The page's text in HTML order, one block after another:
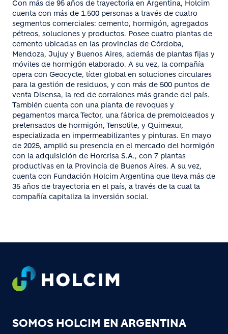
Con más de 95 años de trayectoria en Argentina, Holcim
cuenta con más de 1.500 personas a través de cuatro
segmentos comerciales: cemento, hormigón, agregados
pétreos, soluciones y productos. Posee cuatro plantas de
cemento ubicadas en las provincias de Córdoba,
Mendoza, Jujuy y Buenos Aires, además de plantas fijas y
móviles de hormigón elaborado. A su vez, la compañía
opera con Geocycle, líder global en soluciones circulares
para la gestión de residuos, y con más de 500 puntos de
venta Disensa, la red de corralones más grande del país.
También cuenta con una planta de revoques y
pegamentos marca Tector, una fábrica de premoldeados y
pretensados de hormigón, Tensolite, y Quimexur,
especializada en impermeabilizantes y pinturas. En mayo
de 2025, amplió su presencia en el mercado del hormigón
con la adquisición de Horcrisa S.A., con 7 plantas
productivas en la Provincia de Buenos Aires. A su vez,
cuenta con Fundación Holcim Argentina que lleva más de
35 años de trayectoria en el país, a través de la cual la
compañía capitaliza la inversión social.
Footer
SOMOS HOLCIM EN ARGENTINA